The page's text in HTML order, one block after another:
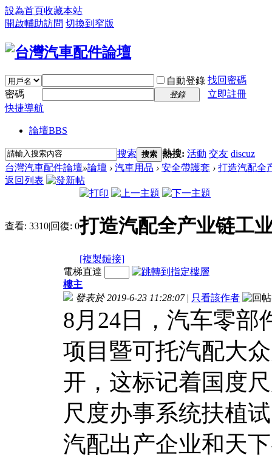
設為首頁收藏本站
開啟輔助訪問 切換到窄版
自動登錄 找回密碼
密碼
登錄
立即註冊
快捷導航
論壇BBS
搜索 搜索 熱搜: 活動 交友 discuz
台灣汽車配件論壇»論壇 › 汽車用品 › 安全帶護套 › 打造汽配全
返回列表
查看: 3310|回復: 0打造汽配全产业链工
[複製鏈接]
電梯直達
樓主
發表於 2019-6-23 11:28:07 | 只看該作者
8月24日，汽车零部
项目暨可托汽配大
开，这标记着国度
尺度办事系统扶植
汽配出产企业和天